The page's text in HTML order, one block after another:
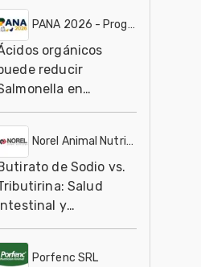
PANA 2026 - Programa intensivo y avanzado de alta gerencia en alimentación y nutrición aviar
orgánicos
reducir
en
Norel Animal Nutrition
de Sodio vs.
Salud
y
Porfenc SRL